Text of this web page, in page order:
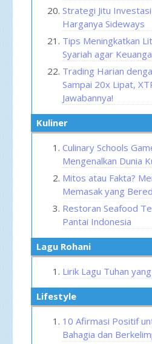
Strategi Jitu
Harganya Sideways
Tips Meningkatkan
Syariah agar
Trading Harian
Sampai 20x Lipat,
Jawabannya!
Kuliner
Culinary Schools
Mengenalkan Dunia
Mitos atau Fakta?
Memasak yang
Restoran Seafood
Pantai Indonesia
Lagu Rohani
Lirik Lagu Tuhan
Lifestyle
10 Afirmasi Positif
Bahagia dan